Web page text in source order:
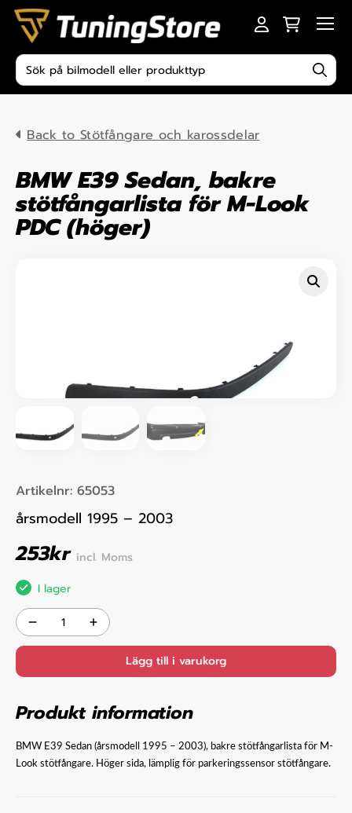
Skip to content
Produktsökning
Back to Stötfångare och karossdelar
BMW E39 Sedan, bakre
stötfångarlista för M-Look
PDC (höger)
Artikelnr: 65053
årsmodell 1995 – 2003
253kr incl. Moms
I lager
Lägg till i varukorg
Produkt information
BMW E39 Sedan (årsmodell 1995 – 2003), bakre stötfångarlista för M-
Look stötfångare. Höger sida, lämplig för parkeringssensor stötfångare.